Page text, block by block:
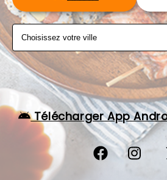
Télécharger App